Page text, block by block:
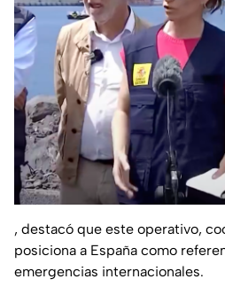
, destacó que este operativo,
posiciona a España como
emergencias internacionales.